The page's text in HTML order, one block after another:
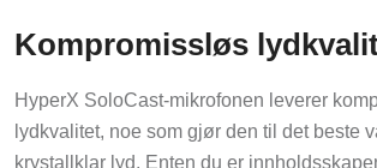
Kompromissløs
HyperX SoloCast-mikrofonen leverer
lydkvalitet, noe som gjør den til det beste
krystallklar lyd. Enten du er